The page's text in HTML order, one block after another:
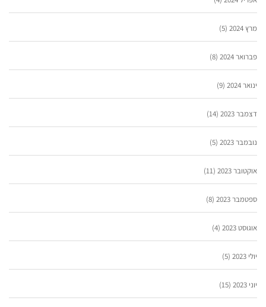
מרץ 2024 (5)
פברואר 2024 (8)
ינואר 2024 (9)
דצמבר 2023 (14)
נובמבר 2023 (5)
אוקטובר 2023 (11)
ספטמבר 2023 (8)
אוגוסט 2023 (4)
יולי 2023 (5)
יוני 2023 (15)